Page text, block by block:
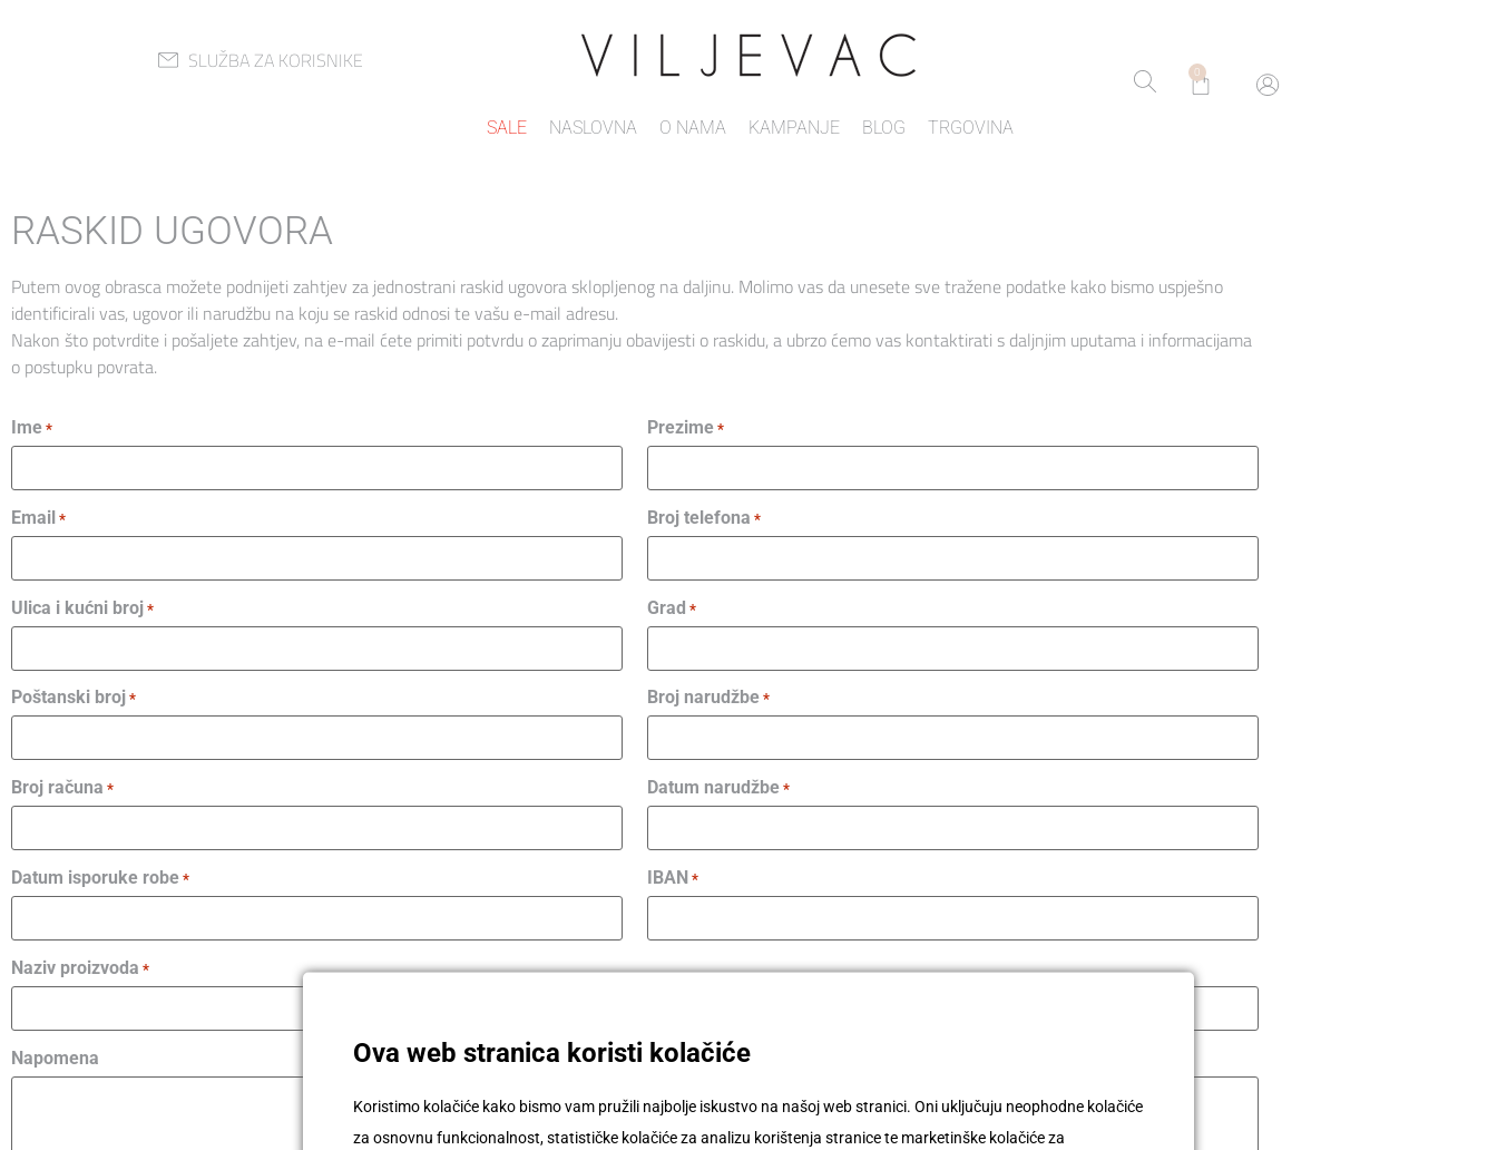
SLUŽBA ZA KORISNIKE
SALE NASLOVNA O NAMA KAMPANJE BLOG TRGOVINA
0
RASKID UGOVORA
Putem ovog obrasca možete podnijeti zahtjev za jednostrani raskid ugovora sklopljenog na daljinu. Molimo vas da unesete sve tražene podatke kako bismo uspješno
identificirali vas, ugovor ili narudžbu na koju se raskid odnosi te vašu e-mail adresu.
Nakon što potvrdite i pošaljete zahtjev, na e-mail ćete primiti potvrdu o zaprimanju obavijesti o raskidu, a ubrzo ćemo vas kontaktirati s daljnjim uputama i informacijama
o postupku povrata.
Ime * Prezime *
Email * Broj telefona *
Ulica i kućni broj * Grad *
Poštanski broj * Broj narudžbe *
Broj računa * Datum narudžbe *
Datum isporuke robe * IBAN *
Naziv proizvoda *
Napomena Ova web stranica koristi kolačiće
Koristimo kolačiće kako bismo vam pružili najbolje iskustvo na našoj web stranici. Oni uključuju neophodne kolačiće
za osnovnu funkcionalnost, statističke kolačiće za analizu korištenja stranice te marketinške kolačiće za